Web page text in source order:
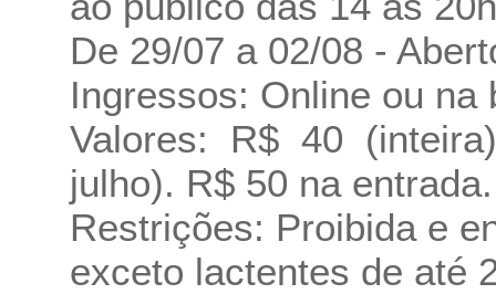
De 29/07 a 02/08 -
Ingressos: Online ou na
Valores: R$ 40
julho). R$ 50 na entrada.
Restrições: Proibida e
exceto lactentes de até